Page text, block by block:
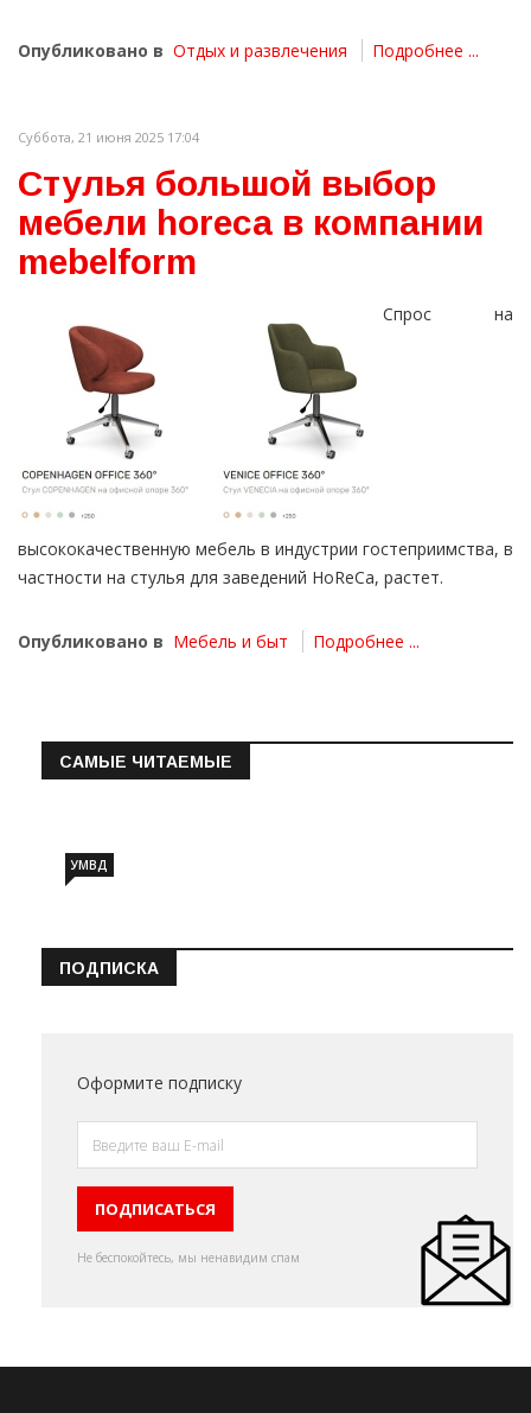
Опубликовано в Отдых и развлечения Подробнее ...
Суббота, 21 июня 2025 17:04
Стулья большой выбор
мебели horeca в компании
mebelform
Спрос на
высококачественную мебель в индустрии гостеприимства, в
частности на стулья для заведений HoReCa, растет.
Опубликовано в Мебель и быт Подробнее ...
САМЫЕ ЧИТАЕМЫЕ
УМВД
ПОДПИСКА
Оформите подписку
Не беспокойтесь, мы ненавидим спам